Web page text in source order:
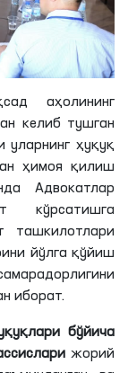
аҳолининг
келиб тушган
ҳуқуқ
ҳимоя қилиш
Адвокатлар
кўрсатишга
ташкилотлари
йўлга қўйиш
иборат.
бўйича
жорий